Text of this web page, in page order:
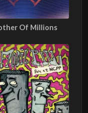
Of Millions